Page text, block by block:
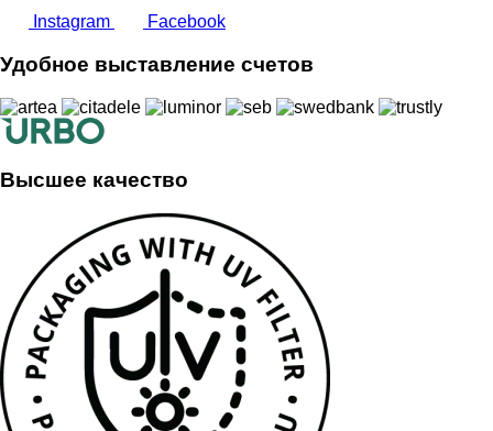
Instagram Facebook
Удобное выставление счетов
Высшее качество